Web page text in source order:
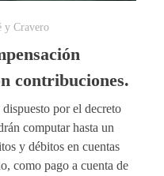
y Cravero
contribuciones.
por el decreto
computar hasta un
y débitos en cuentas
como pago a cuenta de